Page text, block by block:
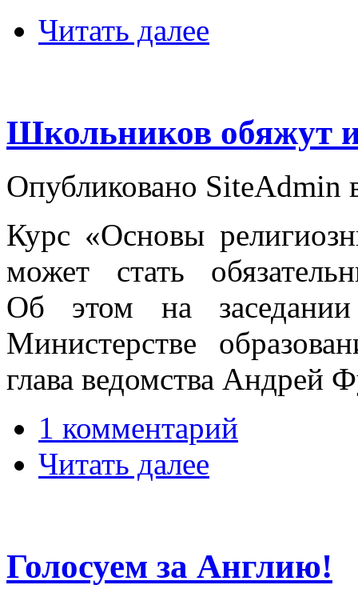
Читать далее
Школьников обяжут
Опубликовано SiteAdmin
Курс «Основы
может стать
Об этом на
Министерстве
глава ведомства Андрей
1 комментарий
Читать далее
Голосуем за Англию!